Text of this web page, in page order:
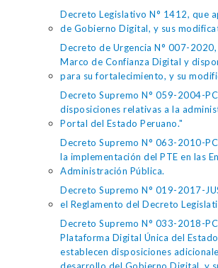
Decreto Legislativo N° 1412, que
de Gobierno Digital, y sus
Decreto de Urgencia N° 007-
Marco de Confianza Digital y
para su fortalecimiento, y su
Decreto Supremo N° 059-2004-
disposiciones relativas a la
Portal del Estado Peruano."
Decreto Supremo N° 063-2010-
la implementación del PTE en las
Administración Pública.
Decreto Supremo N° 019-2017-
el Reglamento del Decreto
Decreto Supremo N° 033-2018-
Plataforma Digital Única del
establecen disposiciones